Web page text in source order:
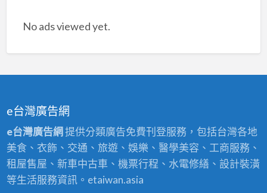
No ads viewed yet.
e台灣廣告網
e台灣廣告網 提供分類廣告免費刊登服務，包括台灣各地
美食、衣飾、交通、旅遊、娛樂、醫學美容、工商服務、
租屋售屋、新車中古車、機票行程、水電修繕、設計裝潢
等生活服務資訊。etaiwan.asia